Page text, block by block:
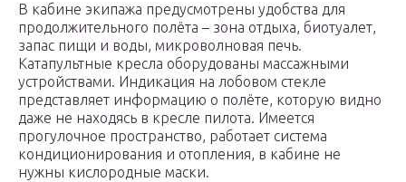
В кабине экипажа предусмотрены удобства для
продолжительного полёта – зона отдыха, биотуалет,
запас пищи и воды, микроволновая печь.
Катапультные кресла оборудованы массажными
устройствами. Индикация на лобовом стекле
представляет информацию о полёте, которую видно
даже не находясь в кресле пилота. Имеется
прогулочное пространство, работает система
кондиционирования и отопления, в кабине не
нужны кислородные маски.